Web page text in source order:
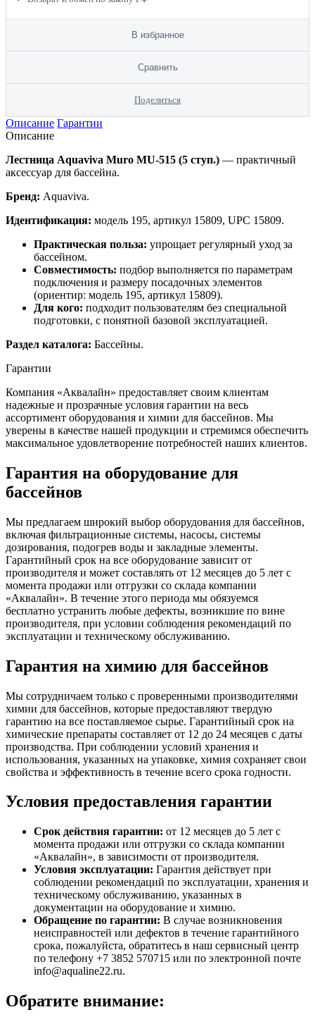
В избранное
Сравнить
Поделиться
Описание Гарантии
Описание
Лестница Aquaviva Muro MU-515 (5 ступ.) — практичный
аксессуар для бассейна.
Бренд: Aquaviva.
Идентификация: модель 195, артикул 15809, UPC 15809.
Практическая польза: упрощает регулярный уход за
бассейном.
Совместимость: подбор выполняется по параметрам
подключения и размеру посадочных элементов
(ориентир: модель 195, артикул 15809).
Для кого: подходит пользователям без специальной
подготовки, с понятной базовой эксплуатацией.
Раздел каталога: Бассейны.
Гарантии
Компания «Аквалайн» предоставляет своим клиентам
надежные и прозрачные условия гарантии на весь
ассортимент оборудования и химии для бассейнов. Мы
уверены в качестве нашей продукции и стремимся обеспечить
максимальное удовлетворение потребностей наших клиентов.
Гарантия на оборудование для
бассейнов
Мы предлагаем широкий выбор оборудования для бассейнов,
включая фильтрационные системы, насосы, системы
дозирования, подогрев воды и закладные элементы.
Гарантийный срок на все оборудование зависит от
производителя и может составлять от 12 месяцев до 5 лет с
момента продажи или отгрузки со склада компании
«Аквалайн». В течение этого периода мы обязуемся
бесплатно устранить любые дефекты, возникшие по вине
производителя, при условии соблюдения рекомендаций по
эксплуатации и техническому обслуживанию.
Гарантия на химию для бассейнов
Мы сотрудничаем только с проверенными производителями
химии для бассейнов, которые предоставляют твердую
гарантию на все поставляемое сырье. Гарантийный срок на
химические препараты составляет от 12 до 24 месяцев с даты
производства. При соблюдении условий хранения и
использования, указанных на упаковке, химия сохраняет свои
свойства и эффективность в течение всего срока годности.
Условия предоставления гарантии
Срок действия гарантии: от 12 месяцев до 5 лет с
момента продажи или отгрузки со склада компании
«Аквалайн», в зависимости от производителя.
Условия эксплуатации: Гарантия действует при
соблюдении рекомендаций по эксплуатации, хранения и
техническому обслуживанию, указанных в
документации на оборудование и химию.
Обращение по гарантии: В случае возникновения
неисправностей или дефектов в течение гарантийного
срока, пожалуйста, обратитесь в наш сервисный центр
по телефону +7 3852 570715 или по электронной почте
info@aqualine22.ru.
Обратите внимание: